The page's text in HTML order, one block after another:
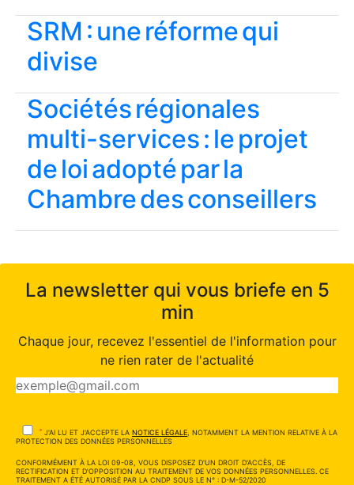
SRM : une réforme qui
divise
Sociétés régionales
multi-services : le projet
de loi adopté par la
Chambre des conseillers
La newsletter qui vous briefe en 5
min
Chaque jour, recevez l'essentiel de l'information pour
ne rien rater de l'actualité
* J'AI LU ET J'ACCEPTE LA NOTICE LÉGALE , NOTAMMENT LA MENTION RELATIVE À LA
PROTECTION DES DONNÉES PERSONNELLES
CONFORMÉMENT À LA LOI 09-08, VOUS DISPOSEZ D'UN DROIT D'ACCÈS, DE
RECTIFICATION ET D'OPPOSITION AU TRAITEMENT DE VOS DONNÉES PERSONNELLES. CE
TRAITEMENT A ÉTÉ AUTORISÉ PAR LA CNDP SOUS LE N° : D-M-52/2020